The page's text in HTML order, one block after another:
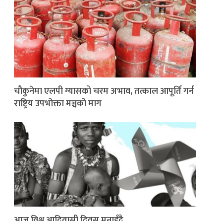
चौकुनेमा एलपी ग्यासको चरम अभाव, तत्काल आपूर्ति गर्न
राष्ट्रिय उपभोक्ता मञ्चको माग